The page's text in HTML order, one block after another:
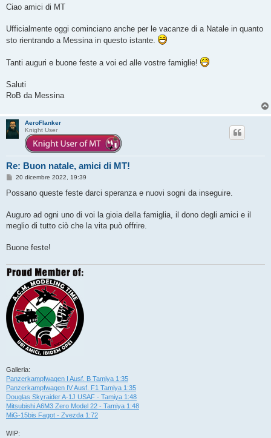
s
g
i
Ciao amici di MT
Ufficialmente oggi cominciano anche per le vacanze di a Natale in quanto
sto rientrando a Messina in questo istante.
Tanti auguri e buone feste a voi ed alle vostre famiglie!
Saluti
RoB da Messina
AeroFlanker
Knight User
Re: Buon natale, amici di MT!
M
s
g
g
i
20 dicembre 2022, 19:39
Possano queste feste darci speranza e nuovi sogni da inseguire.
Auguro ad ogni uno di voi la gioia della famiglia, il dono degli amici e il
meglio di tutto ciò che la vita può offrire.
Buone feste!
Galleria:
Panzerkampfwagen I Ausf. B Tamiya 1:35
Panzerkampfwagen IV Ausf. F1 Tamiya 1:35
Douglas Skyraider A-1J USAF - Tamiya 1:48
Mitsubishi A6M3 Zero Model 22 - Tamiya 1:48
MiG-15bis Fagot - Zvezda 1:72
WIP: